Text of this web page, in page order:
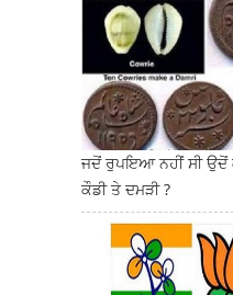
ਜਦੋਂ ਰੁਪਇਆ ਨਹੀਂ ਸੀ ਉਦੋਂ
ਕੌਡੀ ਤੇ ਦਮੜੀ ?